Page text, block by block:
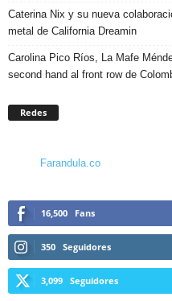
Caterina Nix y su nueva
metal de California Dreamin
Carolina Pico Ríos, La Mafe
second hand al front row de
Redes
Farandula.co
16,500 Fans
350 Seguidores
3,099 Seguidores